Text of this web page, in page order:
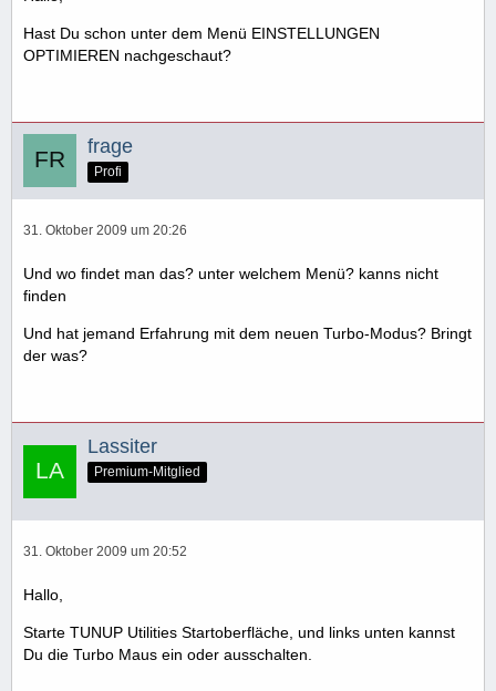
Hast Du schon unter dem Menü EINSTELLUNGEN
OPTIMIEREN nachgeschaut?
frage
Profi
31. Oktober 2009 um 20:26
Und wo findet man das? unter welchem Menü? kanns nicht
finden
Und hat jemand Erfahrung mit dem neuen Turbo-Modus? Bringt
der was?
Lassiter
Premium-Mitglied
31. Oktober 2009 um 20:52
Hallo,
Starte TUNUP Utilities Startoberfläche, und links unten kannst
Du die Turbo Maus ein oder ausschalten.